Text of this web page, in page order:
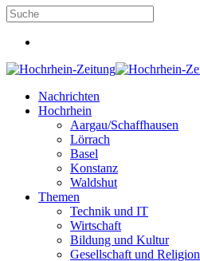
Nachrichten
Hochrhein
Aargau/Schaffhausen
Lörrach
Basel
Konstanz
Waldshut
Themen
Technik und IT
Wirtschaft
Bildung und Kultur
Gesellschaft und Religion